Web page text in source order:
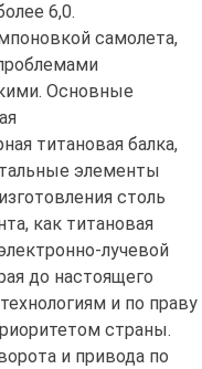
6,0.
самолета,
Основные
титановая балка,
элементы
столь
как титановая
лучевой
до настоящего
и по праву
страны.
и привода по